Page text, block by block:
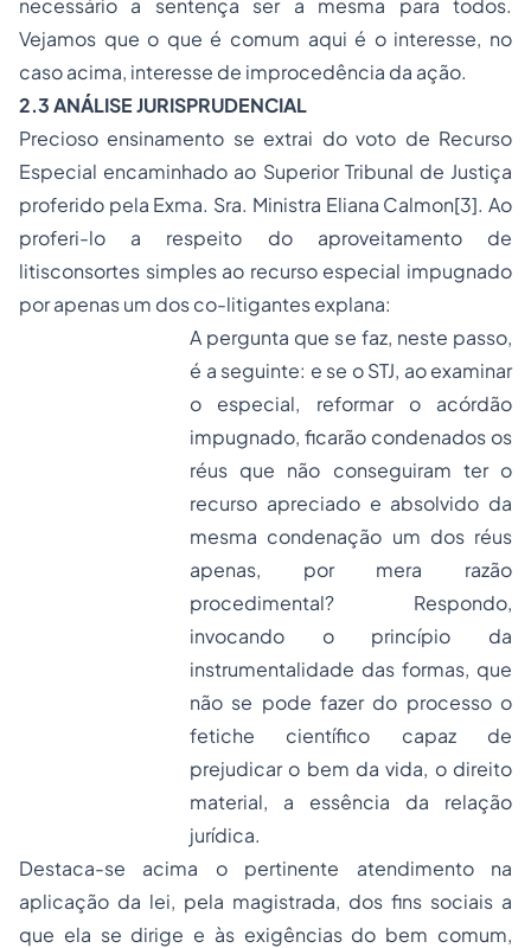
necessário a sentença ser a mesma para todos.
Vejamos que o que é comum aqui é o interesse, no
caso acima, interesse de improcedência da ação.
2.3 ANÁLISE JURISPRUDENCIAL
Precioso ensinamento se extrai do voto de Recurso
Especial encaminhado ao Superior Tribunal de Justiça
proferido pela Exma. Sra. Ministra Eliana Calmon[3]. Ao
proferi-lo a respeito do aproveitamento de
litisconsortes simples ao recurso especial impugnado
por apenas um dos co-litigantes explana:
A pergunta que se faz, neste passo,
é a seguinte: e se o STJ, ao examinar
o especial, reformar o acórdão
impugnado, ficarão condenados os
réus que não conseguiram ter o
recurso apreciado e absolvido da
mesma condenação um dos réus
apenas, por mera razão
procedimental? Respondo,
invocando o princípio da
instrumentalidade das formas, que
não se pode fazer do processo o
fetiche científico capaz de
prejudicar o bem da vida, o direito
material, a essência da relação
jurídica.
Destaca-se acima o pertinente atendimento na
aplicação da lei, pela magistrada, dos fins sociais a
que ela se dirige e às exigências do bem comum,